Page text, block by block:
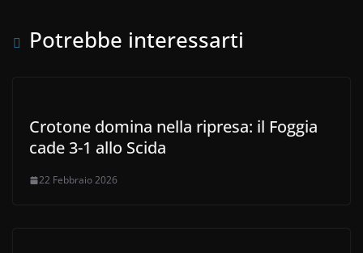
Potrebbe interessarti
Crotone domina nella ripresa: il Foggia
cade 3-1 allo Scida
22 Febbraio 2026